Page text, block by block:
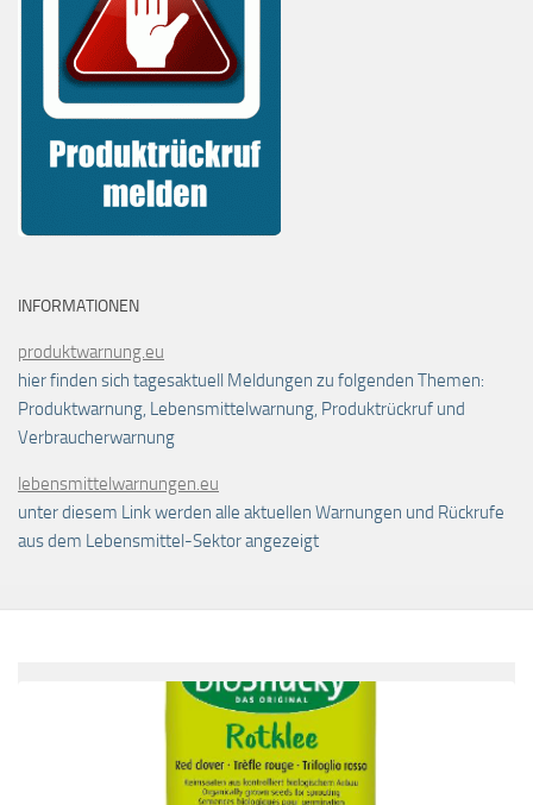
INFORMATIONEN
produktwarnung.eu
hier finden sich tagesaktuell Meldungen zu folgenden Themen:
Produktwarnung, Lebensmittelwarnung, Produktrückruf und
Verbraucherwarnung
lebensmittelwarnungen.eu
unter diesem Link werden alle aktuellen Warnungen und Rückrufe
aus dem Lebensmittel-Sektor angezeigt